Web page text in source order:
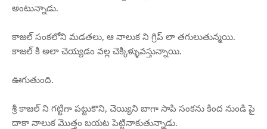
అంటున్నాడు.
కాజల్ సంకలోని మడతలు, ఆ నాలుక ని గ్రిప్ లా తగులుతున్మయి.
కాజల్ కి అలా చెయ్యడం వల్ల చెక్కిళ్ళువస్తున్నాయి.
ఊగుతుంది.
శ్రీ కాజల్ ని గట్టిగా పట్టుకొని, చెయ్యిని బాగా సాపి సంకను కింద నుండి పై
దాకా నాలుక మొత్తం బయట పెట్టినాకుతున్నాడు.